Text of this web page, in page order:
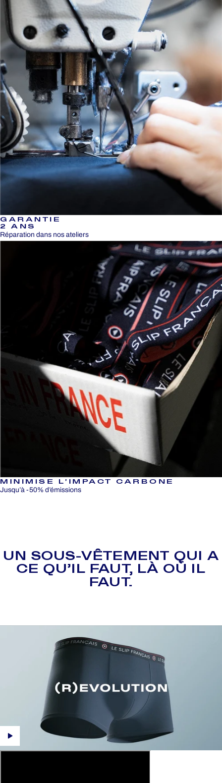
GARANTIE
2 ANS
Réparation dans nos ateliers
MINIMISE L’IMPACT CARBONE
Jusqu’à -50% d’émissions
UN SOUS-VÊTEMENT QUI A
CE QU’IL FAUT, LÀ OÙ IL
FAUT.